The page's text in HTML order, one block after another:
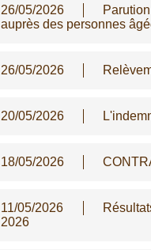
26/05/2026
auprès des personnes
26/05/2026
20/05/2026
18/05/2026
11/05/2026
2026